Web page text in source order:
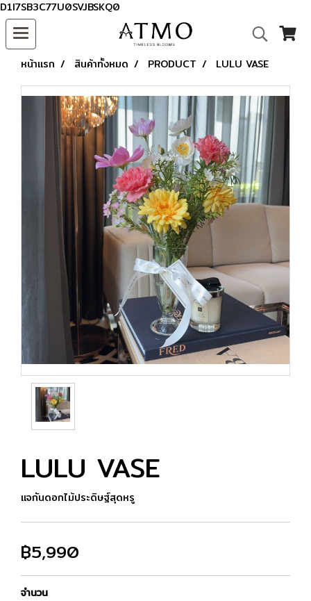
D1I7SB3C77U0SVJBSKQ0
หน้าแรก สินค้าทั้งหมด PRODUCT LULU VASE
LULU VASE
แจกันดอกไม้ประดิษฐ์สุดหรู
฿5,990
จำนวน